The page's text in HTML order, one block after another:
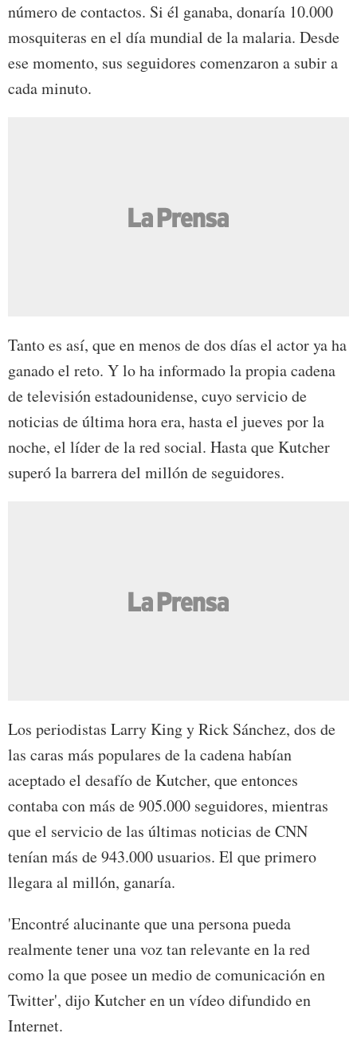
número de contactos. Si él ganaba, donaría 10.000
mosquiteras en el día mundial de la malaria. Desde
ese momento, sus seguidores comenzaron a subir a
cada minuto.
Tanto es así, que en menos de dos días el actor ya ha
ganado el reto. Y lo ha informado la propia cadena
de televisión estadounidense, cuyo servicio de
noticias de última hora era, hasta el jueves por la
noche, el líder de la red social. Hasta que Kutcher
superó la barrera del millón de seguidores.
Los periodistas Larry King y Rick Sánchez, dos de
las caras más populares de la cadena habían
aceptado el desafío de Kutcher, que entonces
contaba con más de 905.000 seguidores, mientras
que el servicio de las últimas noticias de CNN
tenían más de 943.000 usuarios. El que primero
llegara al millón, ganaría.
'Encontré alucinante que una persona pueda
realmente tener una voz tan relevante en la red
como la que posee un medio de comunicación en
Twitter', dijo Kutcher en un vídeo difundido en
Internet.